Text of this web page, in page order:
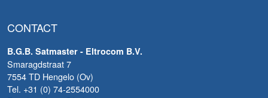
CONTACT
B.G.B. Satmaster - Eltrocom B.V.
Smaragdstraat 7
7554 TD Hengelo (Ov)
Tel. +31 (0) 74-2554000